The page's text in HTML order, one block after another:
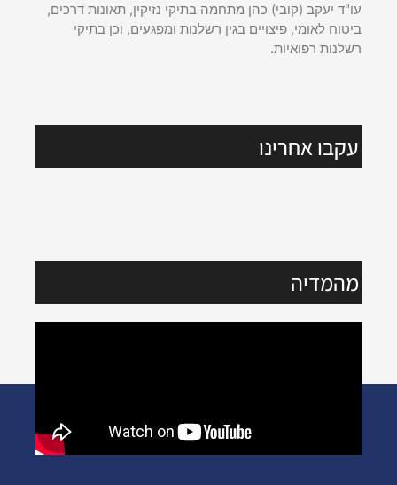
עו"ד יעקב (קובי) כהן מתחמה בתיקי נזיקין, תאונות דרכים,
ביטוח לאומי, פיצויים בגין רשלנות ומפגעים, וכן בתיקי
רשלנות רפואיות.
עקבו אחרינו
מהמדיה